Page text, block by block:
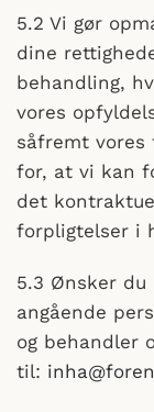
5.2 Vi gør
dine
behandling,
vores
såfremt vores
for, at vi kan
det
forpligtelser i
5.3 Ønsker du
angående
og behandler
til: